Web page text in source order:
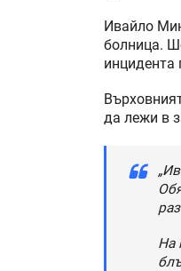
Ивайло
болница.
инцидента
да лежи в
На